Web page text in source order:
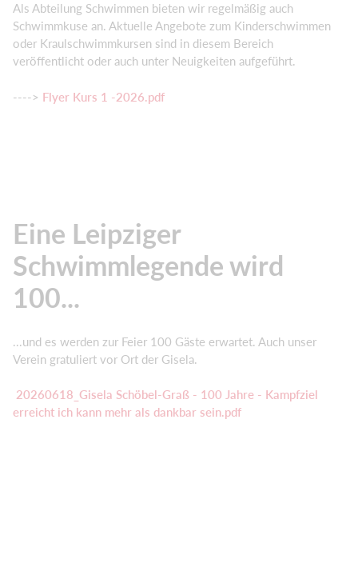
Als Abteilung Schwimmen bieten wir regelmäßig auch
Schwimmkuse an. Aktuelle Angebote zum Kinderschwimmen
oder Kraulschwimmkursen sind in diesem Bereich
veröffentlicht oder auch unter Neuigkeiten aufgeführt.
----> Flyer Kurs 1 -2026.pdf
Eine Leipziger
Schwimmlegende wird
100...
...und es werden zur Feier 100 Gäste erwartet. Auch unser
Verein gratuliert vor Ort der Gisela.
20260618_Gisela Schöbel-Graß - 100 Jahre - Kampfziel
erreicht ich kann mehr als dankbar sein.pdf